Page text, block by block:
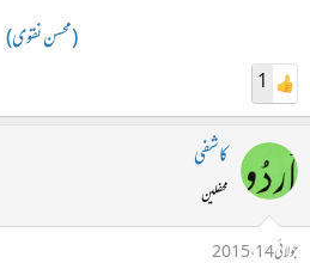
(محسن نقوی)
1
کاشفی
محفلین
جولائی 14، 2015